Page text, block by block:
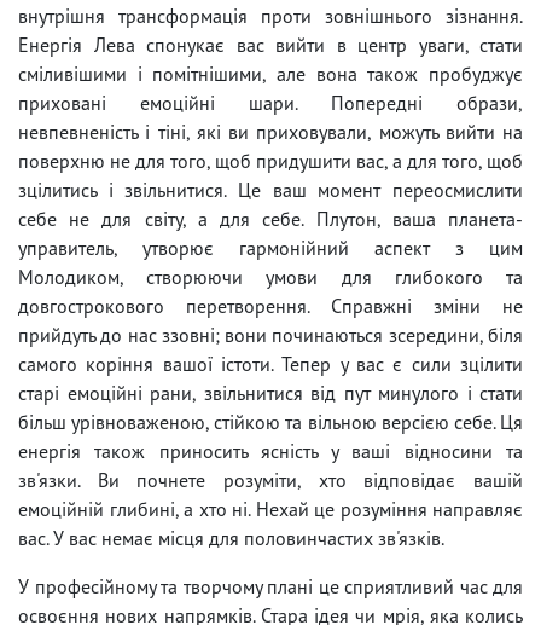
внутрішня трансформація проти зовнішнього зізнання.
Енергія Лева спонукає вас вийти в центр уваги, стати
сміливішими і помітнішими, але вона також пробуджує
приховані емоційні шари. Попередні образи,
невпевненість і тіні, які ви приховували, можуть вийти на
поверхню не для того, щоб придушити вас, а для того, щоб
зцілитись і звільнитися. Це ваш момент переосмислити
себе не для світу, а для себе. Плутон, ваша планета-
управитель, утворює гармонійний аспект з цим
Молодиком, створюючи умови для глибокого та
довгострокового перетворення. Справжні зміни не
прийдуть до нас ззовні; вони починаються зсередини, біля
самого коріння вашої істоти. Тепер у вас є сили зцілити
старі емоційні рани, звільнитися від пут минулого і стати
більш урівноваженою, стійкою та вільною версією себе. Ця
енергія також приносить ясність у ваші відносини та
зв'язки. Ви почнете розуміти, хто відповідає вашій
емоційній глибині, а хто ні. Нехай це розуміння направляє
вас. У вас немає місця для половинчастих зв'язків.
У професійному та творчому плані це сприятливий час для
освоєння нових напрямків. Стара ідея чи мрія, яка колись